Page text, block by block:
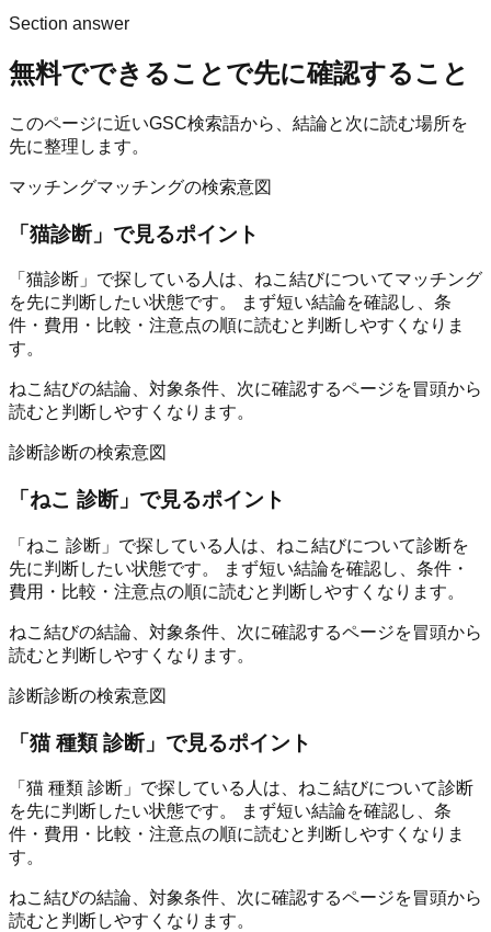
Section answer
無料でできること で先に確認すること
このページに近いGSC検索語から、結論と次に読む場所を
先に整理します。
マッチングマッチングの検索意図
「猫診断」で見るポイント
「猫診断」で探している人は、ねこ結びについてマッチング
を先に判断したい状態です。 まず短い結論を確認し、条
件・費用・比較・注意点の順に読むと判断しやすくなりま
す。
ねこ結びの結論、対象条件、次に確認するページを冒頭から
読むと判断しやすくなります。
診断診断の検索意図
「 ねこ 診断」で見るポイント
「ねこ 診断」で探している人は、ねこ結びについて診断を
先に判断したい状態です。 まず短い結論を確認し、条件・
費用・比較・注意点の順に読むと判断しやすくなります。
ねこ結びの結論、対象条件、次に確認するページを冒頭から
読むと判断しやすくなります。
診断診断の検索意図
「猫 種類 診断」で見るポイント
「猫 種類 診断」で探している人は、ねこ結びについて診断
を先に判断したい状態です。 まず短い結論を確認し、条
件・費用・比較・注意点の順に読むと判断しやすくなりま
す。
ねこ結びの結論、対象条件、次に確認するページを冒頭から
読むと判断しやすくなります。